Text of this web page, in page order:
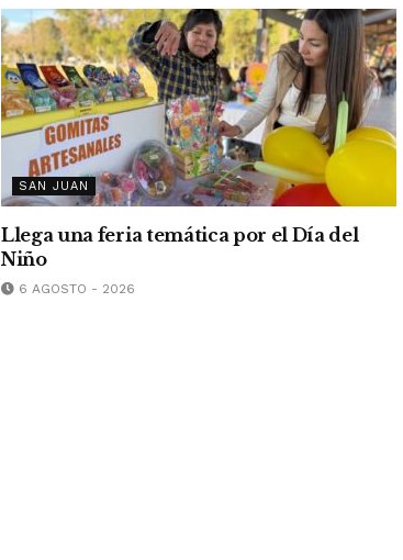
SAN JUAN
Llega una feria temática por el Día del
Niño
6 AGOSTO - 2026